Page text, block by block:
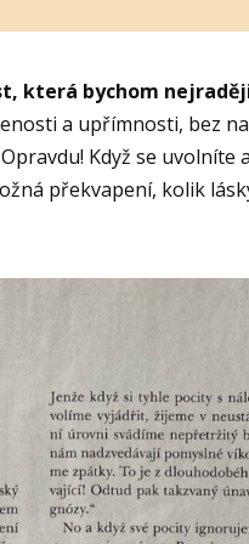
která bychom
a upřímnosti, bez
Když se uvolníte
překvapení, kolik